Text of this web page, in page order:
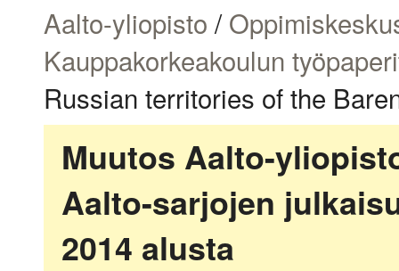
Aalto-yliopisto /
Kauppakorkeakoulun
Russian territories of the
Muutos Aalto-
Aalto-sarjojen
2014 alusta